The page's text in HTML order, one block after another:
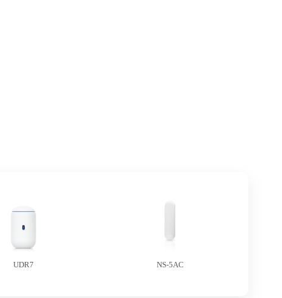
UDR7 NS-5AC